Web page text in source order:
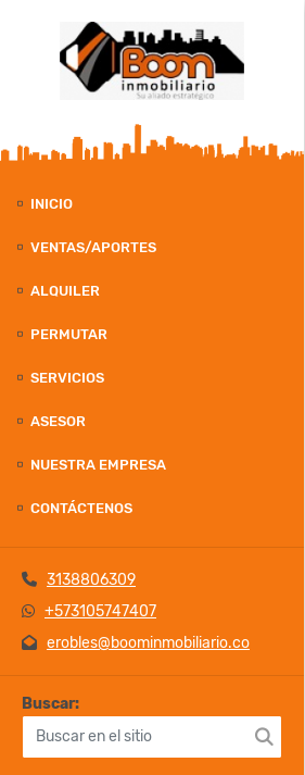
INICIO
VENTAS/APORTES
ALQUILER
PERMUTAR
SERVICIOS
ASESOR
NUESTRA EMPRESA
CONTÁCTENOS
3138806309
+573105747407
erobles@boominmobiliario.co
Buscar: